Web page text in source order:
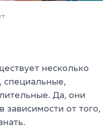
несколько
Да, они
от того,